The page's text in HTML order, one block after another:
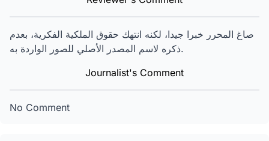
صاغ المحرر خبرا جيدا، لكنه انتهك حقوق الملكية الفكرية، بعدم
ذكره لاسم المصدر الأصلي للصور الواردة به.
Journalist's Comment
No Comment